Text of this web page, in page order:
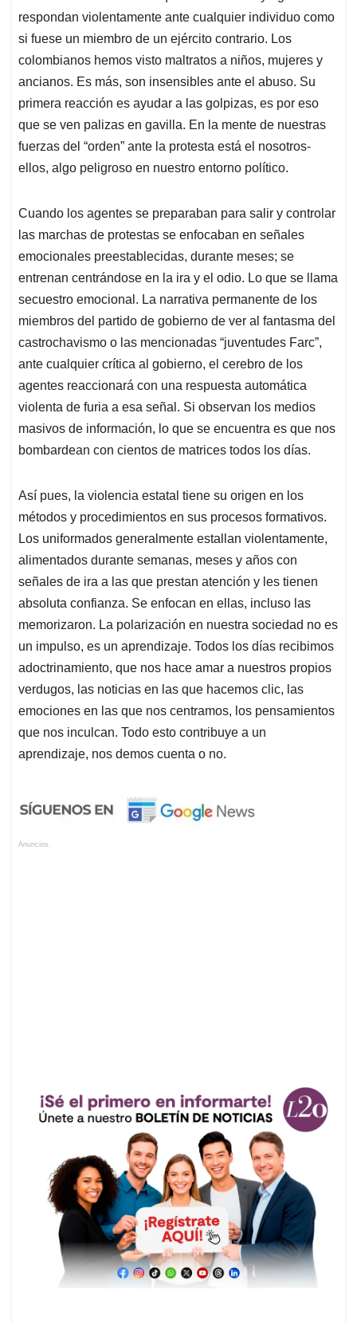
respondan violentamente ante cualquier individuo como
si fuese un miembro de un ejército contrario. Los
colombianos hemos visto maltratos a niños, mujeres y
ancianos. Es más, son insensibles ante el abuso. Su
primera reacción es ayudar a las golpizas, es por eso
que se ven palizas en gavilla. En la mente de nuestras
fuerzas del “orden” ante la protesta está el nosotros-
ellos, algo peligroso en nuestro entorno político.
Cuando los agentes se preparaban para salir y controlar
las marchas de protestas se enfocaban en señales
emocionales preestablecidas, durante meses; se
entrenan centrándose en la ira y el odio. Lo que se llama
secuestro emocional. La narrativa permanente de los
miembros del partido de gobierno de ver al fantasma del
castrochavismo o las mencionadas “juventudes Farc”,
ante cualquier crítica al gobierno, el cerebro de los
agentes reaccionará con una respuesta automática
violenta de furia a esa señal. Si observan los medios
masivos de información, lo que se encuentra es que nos
bombardean con cientos de matrices todos los días.
Así pues, la violencia estatal tiene su origen en los
métodos y procedimientos en sus procesos formativos.
Los uniformados generalmente estallan violentamente,
alimentados durante semanas, meses y años con
señales de ira a las que prestan atención y les tienen
absoluta confianza. Se enfocan en ellas, incluso las
memorizaron. La polarización en nuestra sociedad no es
un impulso, es un aprendizaje. Todos los días recibimos
adoctrinamiento, que nos hace amar a nuestros propios
verdugos, las noticias en las que hacemos clic, las
emociones en las que nos centramos, los pensamientos
que nos inculcan. Todo esto contribuye a un
aprendizaje, nos demos cuenta o no.
Anuncios.